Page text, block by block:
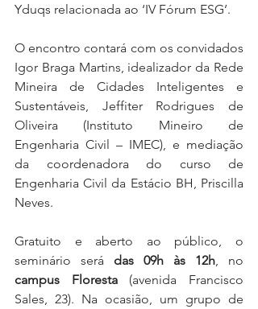
Yduqs relacionada ao ‘IV Fórum ESG’.
O encontro contará com os convidados
Igor Braga Martins, idealizador da Rede
Mineira de Cidades Inteligentes e
Sustentáveis, Jeffiter Rodrigues de
Oliveira (Instituto Mineiro de
Engenharia Civil – IMEC), e mediação
da coordenadora do curso de
Engenharia Civil da Estácio BH, Priscilla
Neves.
Gratuito e aberto ao público, o
seminário será das 09h às 12h
campus Floresta (avenida Francisco
Sales, 23). Na ocasião, um grupo de